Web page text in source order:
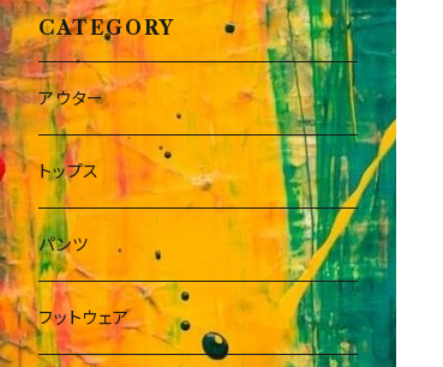
CATEGORY
アウター
トップス
パンツ
フットウェア